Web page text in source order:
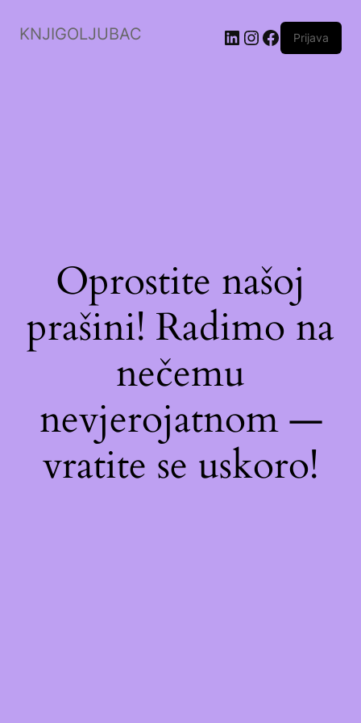
KNJIGOLJUBAC LinkedIn
Instagram
Facebook
Prijava
Oprostite našoj
prašini! Radimo na
nečemu
nevjerojatnom —
vratite se uskoro!